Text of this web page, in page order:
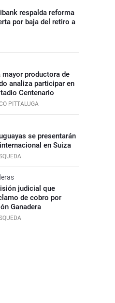
respalda reforma
por baja del retiro a
productora de
analiza participar en
Centenario
PITTALUGA
se presentarán
en Suiza
judicial que
de cobro por
Ganadera